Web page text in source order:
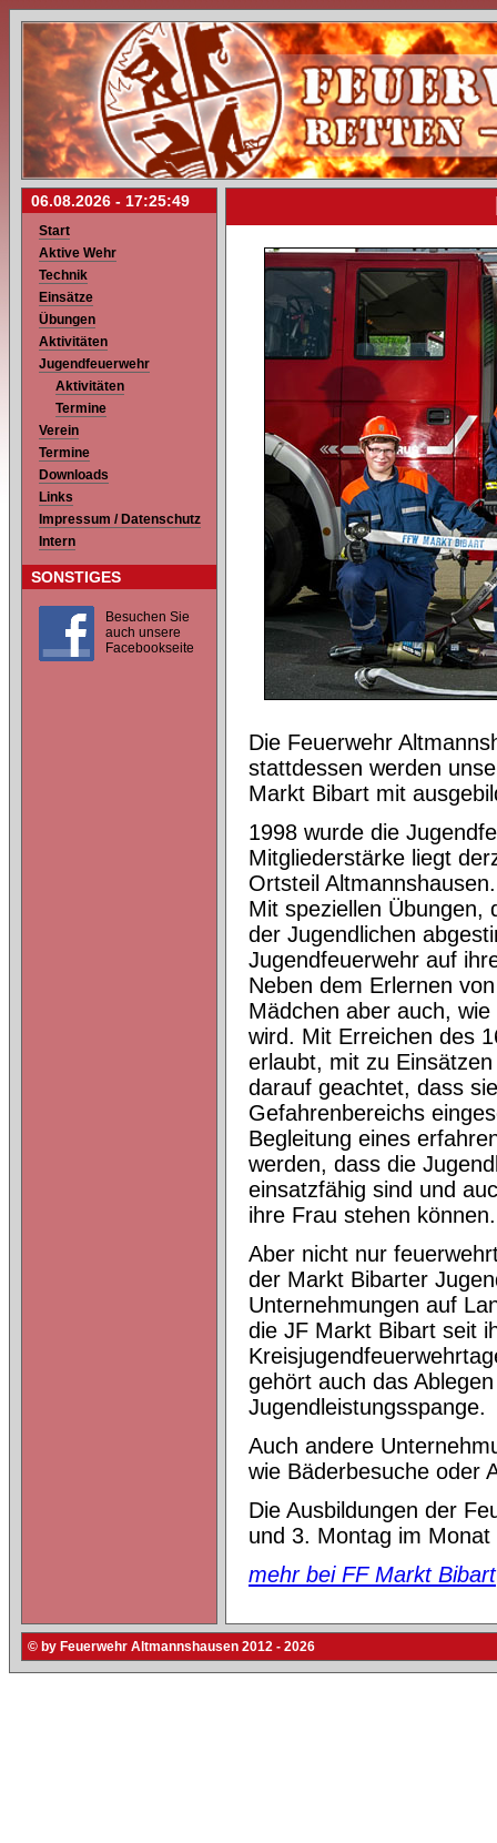
06.08.2026 - 17:25:49
Start
Aktive Wehr
Technik
Einsätze
Übungen
Aktivitäten
Jugendfeuerwehr
Aktivitäten
Termine
Verein
Termine
Downloads
Links
Impressum / Datenschutz
Intern
SONSTIGES
Besuchen Sie
auch unsere
Facebookseite
Die Feuerwehr
stattdessen werden
Markt Bibart mit
1998 wurde die
Mitgliederstärke liegt
Ortsteil Altmannshausen.
Mit speziellen Übungen,
der Jugendlichen
Jugendfeuerwehr auf
Neben dem Erlernen
Mädchen aber auch,
wird. Mit Erreichen des
erlaubt, mit zu
darauf geachtet, dass
Gefahrenbereichs
Begleitung eines
werden, dass die
einsatzfähig sind und
ihre Frau stehen können.
Aber nicht nur
der Markt Bibarter
Unternehmungen auf
die JF Markt Bibart seit
gehört auch das
Jugendleistungsspange.
Auch andere
wie Bäderbesuche oder
Die Ausbildungen der
und 3. Montag im
mehr bei FF Markt Bibart
© by Feuerwehr Altmannshausen 2012 - 2026